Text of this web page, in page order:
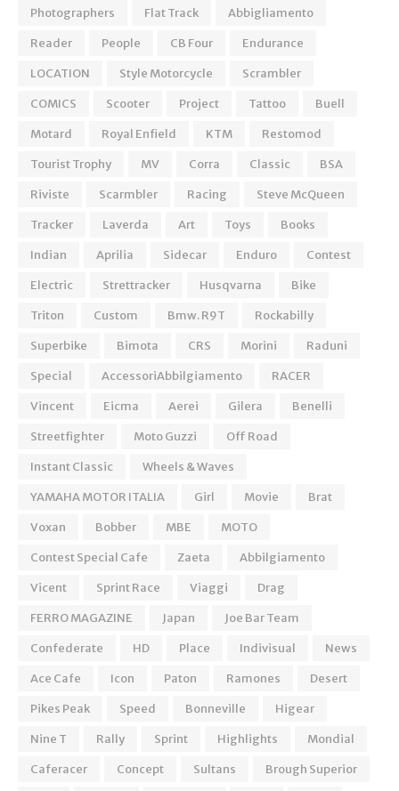
Photographers Flat Track
Abbigliamento
Reader
People CB Four
Endurance
LOCATION
Style Motorcycle
Scrambler
COMICS
Scooter Project Tattoo
Buell
Motard
Royal Enfield KTM
Restomod
Tourist Trophy
MV Corra Classic
BSA
Riviste
Scarmbler Racing
Steve McQueen
Tracker
Laverda Art Toys
Books
Indian
Aprilia Sidecar Enduro
Contest
Electric
Strettracker Husqvarna
Bike
Triton
Custom Bmw. R9T
Rockabilly
Superbike
Bimota CRS Morini
Raduni
Special
AccessoriAbbilgiamento
RACER
Vincent
Eicma Aerei Gilera
Benelli
Streetfighter
Moto Guzzi
Off Road
Instant Classic
Wheels & Waves
YAMAHA MOTOR ITALIA
Girl Movie
Brat
Voxan
Bobber MBE
MOTO
Contest Special Cafe
Zaeta
Abbilgiamento
Vicent
Sprint Race Viaggi
Drag
FERRO MAGAZINE
Japan
Joe Bar Team
Confederate
HD Place Indivisual
News
Ace Cafe
Icon Paton Ramones
Desert
Pikes Peak
Speed Bonneville
Higear
Nine T
Rally Sprint Highlights
Mondial
Caferacer
Concept Sultans
Brough Superior